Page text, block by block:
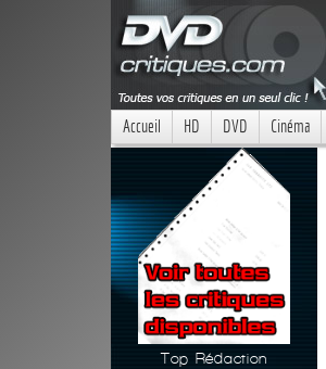
Accueil HD DVD Cinéma
Top Rédaction